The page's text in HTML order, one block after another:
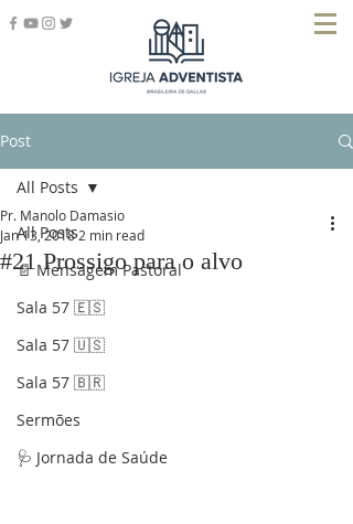
Post
All Posts
📄 Mensagem Pastoral
Sala 57 🇪🇸
Sala 57 🇺🇸
Sala 57 🇧🇷
Sermões
🩺 Jornada de Saúde
All Posts
#21 Prossigo para o alvo
Pr. Manolo Damasio
Jan 13, 2018 2 min read